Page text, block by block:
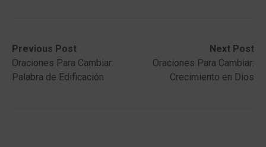
Post
navigation
Previous Post
Previous
post:Oraciones Para Cambiar:
Palabra de Edificación
Next Post
Next
post:
Oraciones Para Cambiar:
Crecimiento en Dios